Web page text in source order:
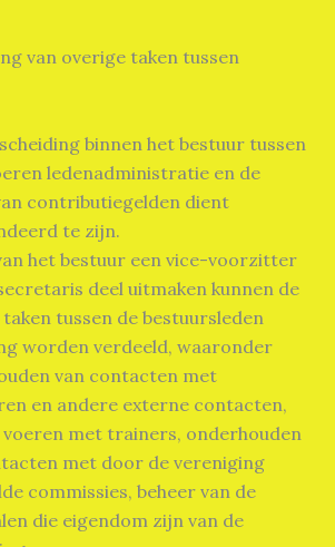
van overige taken tussen
binnen het bestuur tussen
ledenadministratie en de
contributiegelden dient
te zijn.
het bestuur een vice-voorzitter
deel uitmaken kunnen de
tussen de bestuursleden
worden verdeeld, waaronder
van contacten met
en andere externe contacten,
voeren met trainers, onderhouden
met door de vereniging
commissies, beheer van de
die eigendom zijn van de